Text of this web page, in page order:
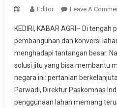
Editor Leave A
KEDIRI, KABAR AGRI– Di
pembangunan dan konversi
menghadapi tantangan besar.
solusi jitu yang bisa membantu
negara ini: pertanian
Parwadi, Direktur Paskomnas
penggunaan lahan memang